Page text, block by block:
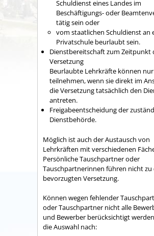
Schuldienst eines Landes im
Beschäftigungs- oder
tätig sein oder
vom staatlichen Schuldienst an
Privatschule beurlaubt sein.
Dienstbereitschaft zum Zeitpunkt
Versetzung
Beurlaubte Lehrkräfte können nur
teilnehmen, wenn sie direkt im
die Versetzung tatsächlich den
antreten.
Freigabeentscheidung der
Dienstbehörde.
Möglich ist auch der Austausch von
Lehrkräften mit verschiedenen
Persönliche Tauschpartner oder
Tauschpartnerinnen führen nicht zu
bevorzugten Versetzung.
Können wegen fehlender
oder Tauschpartner nicht alle
und Bewerber berücksichtigt
die Auswahl nach: